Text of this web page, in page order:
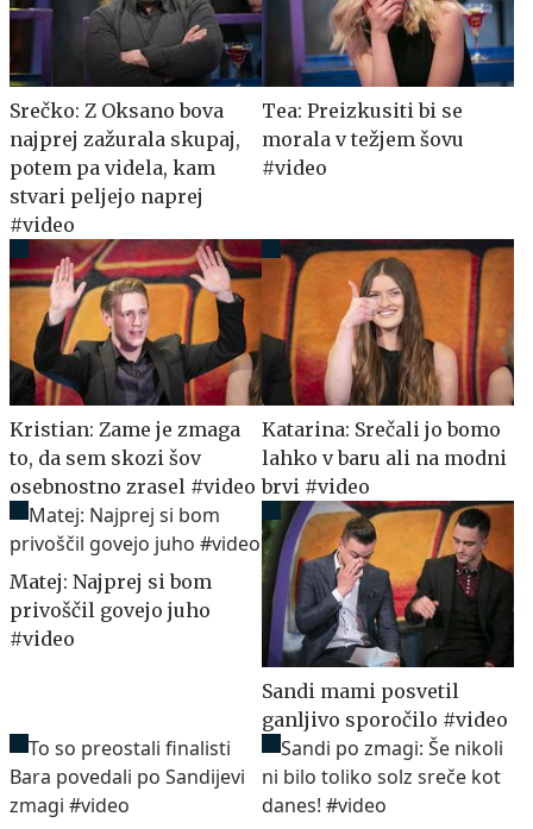
Srečko: Z Oksano bova
najprej zažurala skupaj,
potem pa videla, kam
stvari peljejo naprej
#video
Tea: Preizkusiti bi se
morala v težjem šovu
#video
Kristian: Zame je zmaga
to, da sem skozi šov
osebnostno zrasel #video
Katarina: Srečali jo bomo
lahko v baru ali na modni
brvi #video
Matej: Najprej si bom
privoščil govejo juho
#video
Sandi mami posvetil
ganljivo sporočilo #video